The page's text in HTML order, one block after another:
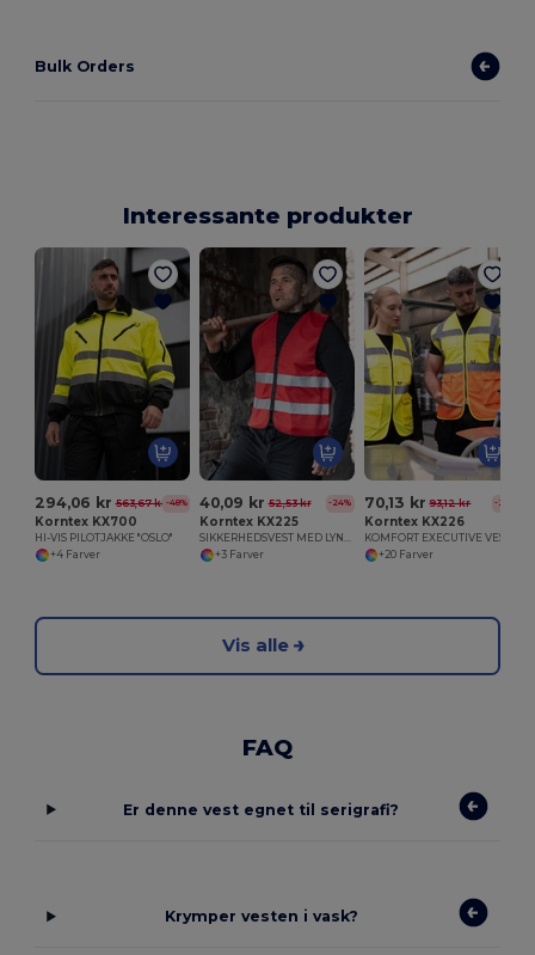
Bulk Orders
Interessante produkter
294,06 kr 563,67 kr -48%
Korntex KX700
HI-VIS PILOTJAKKE "OSLO"
+4 Farver
40,09 kr 52,53 kr -24%
Korntex KX225
+3 Farver
70,13 kr 93,12 kr -25%
Korntex KX226
+20 Farver
Vis alle
FAQ
Er denne vest egnet til serigrafi?
Krymper vesten i vask?